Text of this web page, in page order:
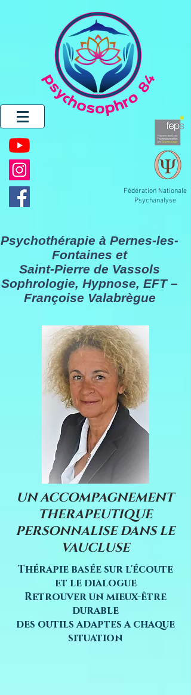
Fédération Nationale
Psychanalyse
Psychothérapie à Pernes-les-
Fontaines et
Saint-Pierre de Vassols
Sophrologie, Hypnose, EFT –
Françoise Valabrègue
UN ACCOMPAGNEMENT
THERAPEUTIQUE
PERSONNALISE DANS LE
VAUCLUSE
Thérapie basée sur l'écoute
et le dialogue
Retrouver un mieux-être
durable
des outils adaptes a chaque
situation